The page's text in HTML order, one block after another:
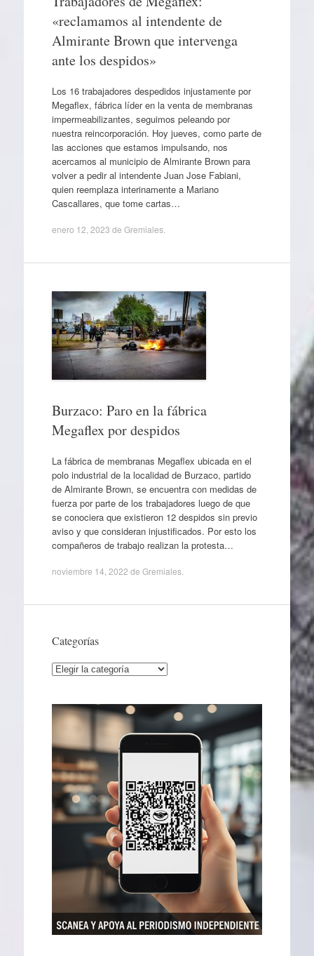
«reclamamos al intendente de
Almirante Brown que intervenga
ante los despidos»
Los 16 trabajadores despedidos injustamente por
Megaflex, fábrica líder en la venta de membranas
impermeabilizantes, seguimos peleando por
nuestra reincorporación. Hoy jueves, como parte de
las acciones que estamos impulsando, nos
acercamos al municipio de Almirante Brown para
volver a pedir al intendente Juan Jose Fabiani,
quien reemplaza interinamente a Mariano
Cascallares, que tome cartas…
enero 12, 2023 de Gremiales.
Burzaco: Paro en la fábrica
Megaflex por despidos
La fábrica de membranas Megaflex ubicada en el
polo industrial de la localidad de Burzaco, partido
de Almirante Brown, se encuentra con medidas de
fuerza por parte de los trabajadores luego de que
se conociera que existieron 12 despidos sin previo
aviso y que consideran injustificados. Por esto los
compañeros de trabajo realizan la protesta…
noviembre 14, 2022 de Gremiales.
Categorías
Categorías